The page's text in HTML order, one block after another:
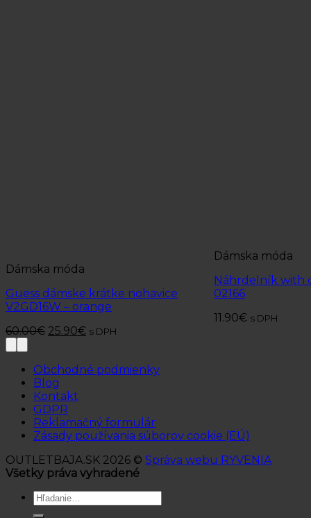
Dámska móda
Guess dámske krátke nohavice
V2GD16W – orange
60.00€ 25.90€ s DPH
Dámska móda
Náhrdelník with
02166
11.90€ s DPH
Obchodné podmienky
Blog
Kontakt
GDPR
Reklamačný formulár
Zásady používania súborov cookie (EÚ)
OUTLETBAJA.SK 2026 © Správa webu RYVENIA
Všetky práva vyhradené
Hľadať: